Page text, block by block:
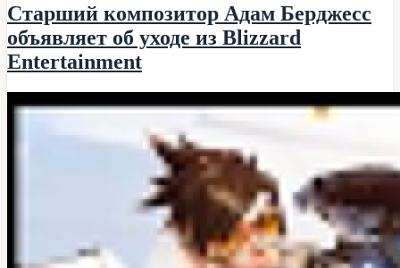
Старший композитор Адам Берджесс
объявляет об уходе из Blizzard
Entertainment